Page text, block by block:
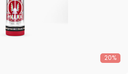
20%